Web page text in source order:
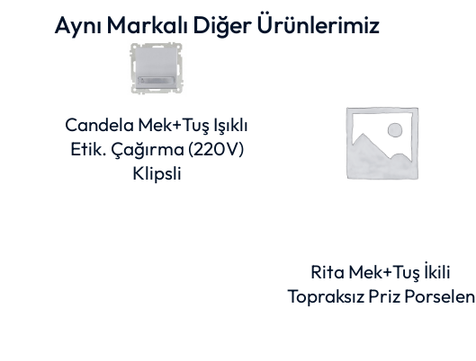
Aynı Markalı Diğer Ürünlerimiz
Candela Mek+Tuş Işıklı
Etik. Çağırma (220V)
Klipsli
Rita Mek+Tuş İkili
Topraksız Priz Porselen